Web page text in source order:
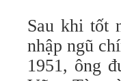
Sau khi tốt
nhập ngũ
1951, ông